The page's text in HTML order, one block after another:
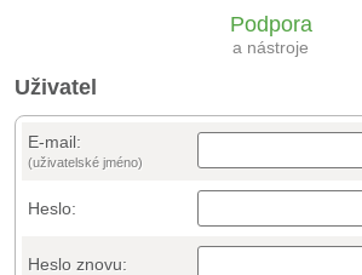
Podpora
a nástroje
Uživatel
E-mail:
(uživatelské jméno)
Heslo:
Heslo znovu: